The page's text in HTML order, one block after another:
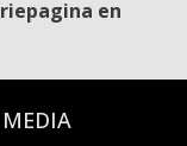
en